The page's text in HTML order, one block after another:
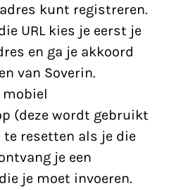
kunt registreren.
URL kies je eerst je
en ga je akkoord
van Soverin.
mobiel
(deze wordt gebruikt
resetten als je die
je een
je moet invoeren.